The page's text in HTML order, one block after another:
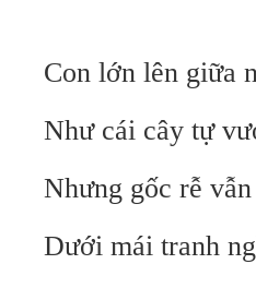
Con lớn lên giữa
Như cái cây tự
Nhưng gốc rễ
Dưới mái tranh